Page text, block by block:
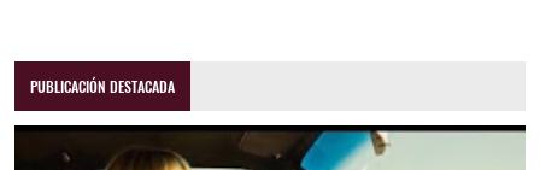
PUBLICACIÓN DESTACADA